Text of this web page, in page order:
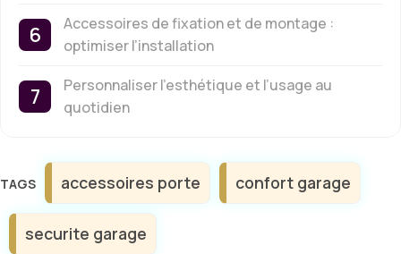
Accessoires de fixation et de montage :
optimiser l’installation
Personnaliser l’esthétique et l’usage au
quotidien
Étiquettes
accessoires porte confort garage
securite garage